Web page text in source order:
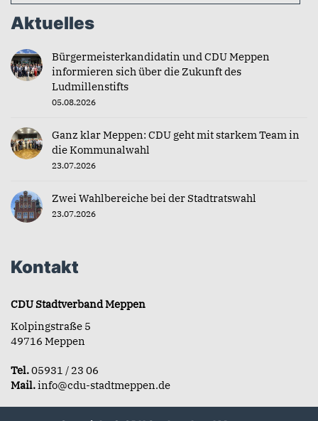
Aktuelles
Bürgermeisterkandidatin und CDU Meppen
informieren sich über die Zukunft des
Ludmillenstifts
05.08.2026
Ganz klar Meppen: CDU geht mit starkem Team in
die Kommunalwahl
23.07.2026
Zwei Wahlbereiche bei der Stadtratswahl
23.07.2026
Kontakt
CDU Stadtverband Meppen
Kolpingstraße 5
49716 Meppen
Tel.05931 / 23 06
Mail.info@cdu-stadtmeppen.de